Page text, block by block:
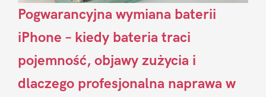
Pogwarancyjna wymiana baterii
iPhone – kiedy bateria traci
pojemność, objawy zużycia i
dlaczego profesjonalna naprawa w